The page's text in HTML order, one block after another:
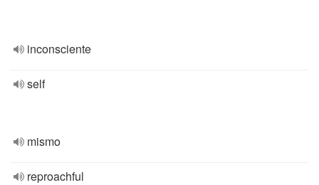
inconsciente
self
mismo
reproachful